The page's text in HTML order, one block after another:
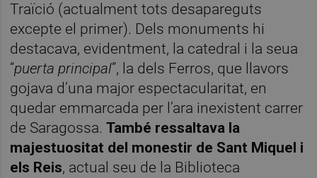
Traïció (actualment tots desapareguts
excepte el primer). Dels monuments hi
destacava, evidentment, la catedral i la seua
“puerta principal”, la dels Ferros, que llavors
gojava d’una major espectacularitat, en
quedar emmarcada per l’ara inexistent carrer
de Saragossa.També ressaltava la
majestuositat del monestir de Sant Miquel i
els Reis, actual seu de la Biblioteca